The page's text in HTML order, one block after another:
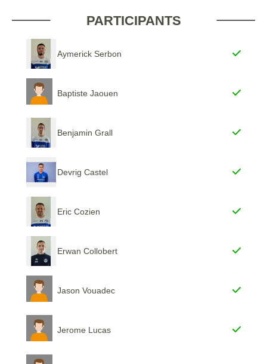
PARTICIPANTS
Aymerick Serbon
Baptiste Jaouen
Benjamin Grall
Devrig Castel
Eric Cozien
Erwan Collobert
Jason Vouadec
Jerome Lucas